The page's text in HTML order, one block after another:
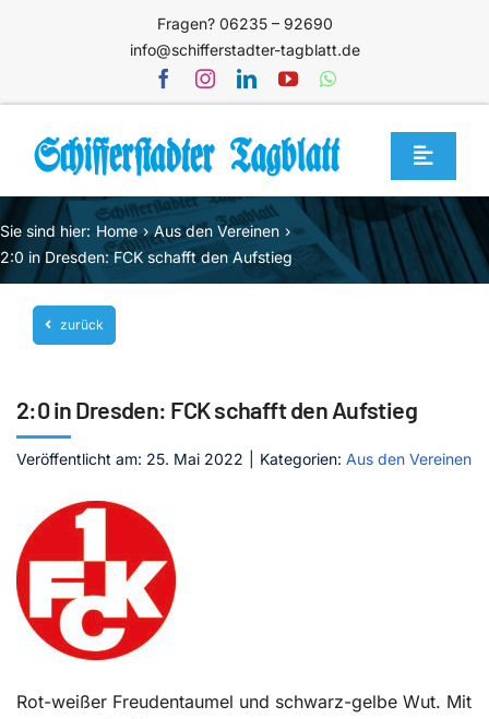
Fragen? 06235 – 92690
info@schifferstadter-tagblatt.de
Toggle
Home
Themen
Blog
Unternehmen
Mediathek
Kontakt
Sie sind hier: Home
Aus den Vereinen
2:0 in Dresden: FCK schafft den Aufstieg
zurück
2:0 in Dresden: FCK schafft den Aufstieg
Veröffentlicht am: 25. Mai 2022 Kategorien: Aus den Vereinen
Rot-weißer Freudentaumel und schwarz-gelbe Wut. Mit